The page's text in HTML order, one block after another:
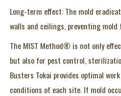
Long-term effect: The mold
walls and ceilings, preventing
The MIST Method® is not only
but also for pest control,
Busters Tokai provides optimal
conditions of each site. If mold